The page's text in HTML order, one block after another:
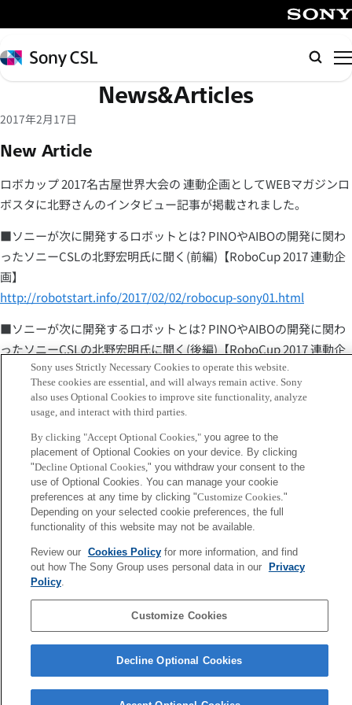
イ
ン
コ
テ
ツ
ス
キ
ッ
プ
Sony
CSL
検
索
News&Articles
2017年2月17日
New Article
ロボカップ 2017名古屋世界大会の 連動企画としてWEBマガジンロ
ボスタに北野さんのインタビュー記事が掲載されました。
■ソニーが次に開発するロボットとは? PINOやAIBOの開発に関わ
ったソニーCSLの北野宏明氏に聞く(前編)【RoboCup 2017 連動企
画】
http://robotstart.info/2017/02/02/robocup-sony01.html
■ソニーが次に開発するロボットとは? PINOやAIBOの開発に関わ
ったソニーCSLの北野宏明氏に聞く(後編)【RoboCup 2017 連動企
http://robotstart.info/2017/02/16/robocup-sony02.html
Back to Index
会社概要 アクセス ご利用条件 プライバシーポリシー
Copyright ©1994–2026 Sony Computer Science Laboratories, Inc.,
Tokyo, Japan
Sony uses Strictly Necessary Cookies to operate this website.
These cookies are essential, and will always remain active. Sony
also uses Optional Cookies to improve site functionality, analyze
usage, and interact with third parties.
By clicking "Accept Optional Cookies,"you agree to the
placement of Optional Cookies on your device. By clicking
"Decline Optional Cookies," you withdraw your consent to the
use of Optional Cookies. You can manage your cookie
preferences at any time by clicking "Customize Cookies."
Depending on your selected cookie preferences, the full
functionality of this website may not be available.
Review our Cookies Policyfor more information, and find
out how The Sony Group uses personal data in our
Privacy
Policy.
Customize Cookies
Decline Optional Cookies